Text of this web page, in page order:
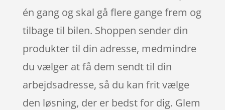
én gang og skal gå flere gange frem og
tilbage til bilen. Shoppen sender din
produkter til din adresse, medmindre
du vælger at få dem sendt til din
arbejdsadresse, så du kan frit vælge
den løsning, der er bedst for dig. Glem